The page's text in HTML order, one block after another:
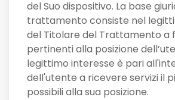
del Suo dispositivo. La base
trattamento consiste nel
del Titolare del Trattamento a
pertinenti alla posizione
legittimo interesse è pari
dell'utente a ricevere servizi il
possibili alla sua posizione.